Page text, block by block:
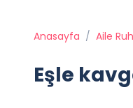
Anasayfa / Aile
Eşle